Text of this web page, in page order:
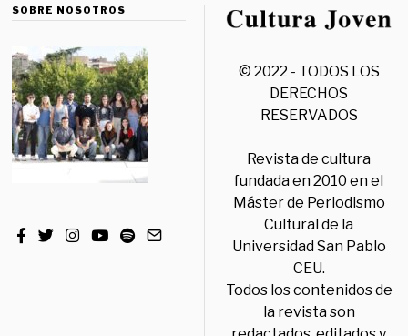
SOBRE NOSOTROS
© 2022 - TODOS LOS
DERECHOS
RESERVADOS
Revista de cultura
fundada en 2010 en el
Máster de Periodismo
Cultural de la
Universidad San Pablo
CEU.
Todos los contenidos de
la revista son